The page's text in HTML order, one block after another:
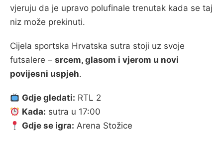
vjeruju da je upravo polufinale trenutak kada se taj
niz može prekinuti.
Cijela sportska Hrvatska sutra stoji uz svoje
futsalere – srcem, glasom i vjerom u novi
povijesni uspjeh.
Gdje gledati: RTL 2
Kada: sutra u 17:00
Gdje se igra: Arena Stožice